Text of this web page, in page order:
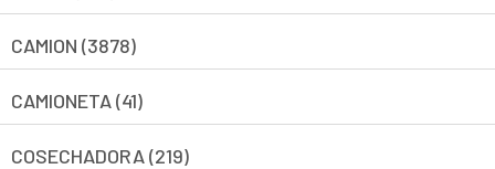
CAMION (3878)
CAMIONETA (41)
COSECHADORA (219)